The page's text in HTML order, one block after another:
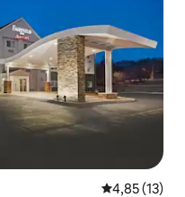
Priemerné
4,85 (13)